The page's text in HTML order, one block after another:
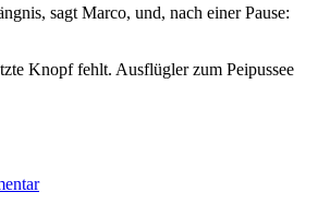
sagt Marco, und, nach einer Pause:
Knopf fehlt. Ausflügler zum Peipussee